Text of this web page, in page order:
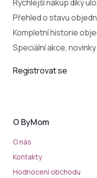
Rychlejší nákup díky
Přehled o stavu
Kompletní historie
Speciální akce,
Registrovat se
O ByMom
O nás
Kontakty
Hodnocení obchodu